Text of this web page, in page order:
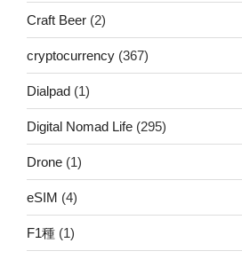
Craft Beer (2)
cryptocurrency (367)
Dialpad (1)
Digital Nomad Life (295)
Drone (1)
eSIM (4)
F1種 (1)